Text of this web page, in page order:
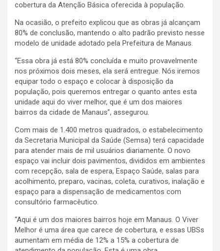
cobertura da Atenção Básica oferecida à população.
Na ocasião, o prefeito explicou que as obras já alcançam
80% de conclusão, mantendo o alto padrão previsto nesse
modelo de unidade adotado pela Prefeitura de Manaus.
“Essa obra já está 80% concluída e muito provavelmente
nos próximos dois meses, ela será entregue. Nós iremos
equipar todo o espaço e colocar à disposição da
população, pois queremos entregar o quanto antes esta
unidade aqui do viver melhor, que é um dos maiores
bairros da cidade de Manaus”, assegurou.
Com mais de 1.400 metros quadrados, o estabelecimento
da Secretaria Municipal da Saúde (Semsa) terá capacidade
para atender mais de mil usuários diariamente. O novo
espaço vai incluir dois pavimentos, divididos em ambientes
com recepção, sala de espera, Espaço Saúde, salas para
acolhimento, preparo, vacinas, coleta, curativos, inalação e
espaço para a dispensação de medicamentos com
consultório farmacêutico.
“Aqui é um dos maiores bairros hoje em Manaus. O Viver
Melhor é uma área que carece de cobertura, e essas UBSs
aumentam em média de 12% a 15% a cobertura de